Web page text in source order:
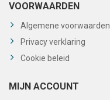
VOORWAARDEN
Algemene voorwaarden
Privacy verklaring
Cookie beleid
MIJN ACCOUNT